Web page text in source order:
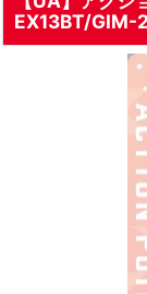
EX13BT/GIM-